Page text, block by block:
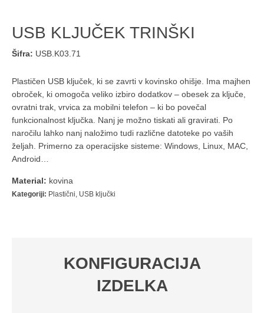
USB KLJUČEK TRINŠKI
Šifra: USB.K03.71
Plastičen USB ključek, ki se zavrti v kovinsko ohišje. Ima majhen
obroček, ki omogoča veliko izbiro dodatkov – obesek za ključe,
ovratni trak, vrvica za mobilni telefon – ki bo povečal
funkcionalnost ključka. Nanj je možno tiskati ali gravirati. Po
naročilu lahko nanj naložimo tudi različne datoteke po vaših
željah. Primerno za operacijske sisteme: Windows, Linux, MAC,
Android…
Material: kovina
Kategoriji: Plastični, USB ključki
KONFIGURACIJA
IZDELKA